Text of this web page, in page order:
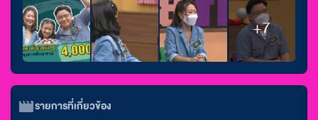
+7
รายการที่เกี่ยวข้อง